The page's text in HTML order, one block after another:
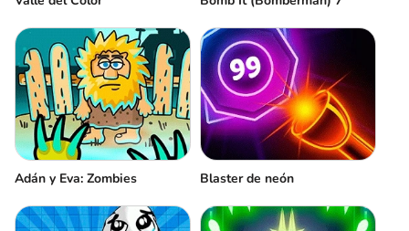
Adán y Eva: Zombies Blaster de neón